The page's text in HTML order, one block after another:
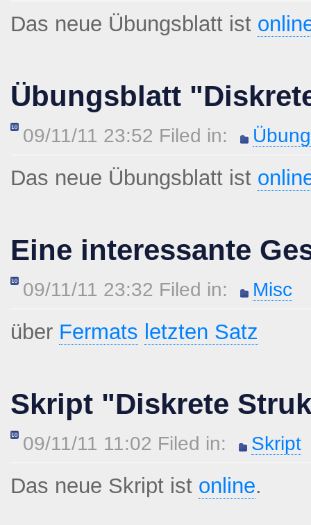
Das neue Übungsblatt ist
Übungsblatt
09/11/11 23:52 Filed in:
Das neue Übungsblatt ist
Eine interessante
09/11/11 23:32 Filed in: Misc
über Fermats letzten Satz
Skript "Diskrete
09/11/11 11:02 Filed in: Skript
Das neue Skript ist online.